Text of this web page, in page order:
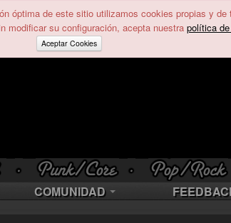
óptima de este sitio utilizamos cookies propias y de
modificar su configuración, acepta nuestra política
Aceptar Cookies
COMUNIDAD